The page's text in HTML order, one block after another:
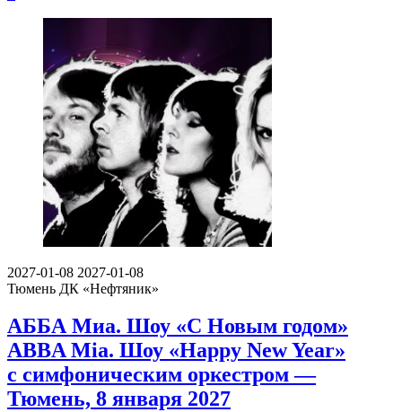
2027-01-08 2027-01-08
Тюмень ДК «Нефтяник»
АББА Миа. Шоу «С Новым годом»
ABBA Mia. Шоу «Happy New Year»
с симфоническим оркестром —
Тюмень, 8 января 2027